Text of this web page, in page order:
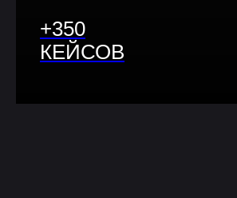
+350
КЕЙСОВ